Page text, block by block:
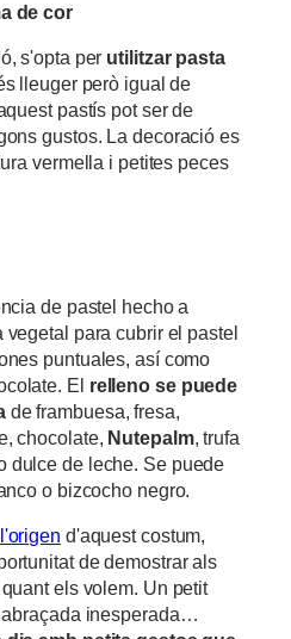
de cor
s'opta per utilitzar pasta
lleuger però igual de
pastís pot ser de
gustos. La decoració es
vermella i petites peces
de pastel hecho a
para cubrir el pastel
puntuales, así como
El relleno se puede
de frambuesa, fresa,
chocolate, Nutepalm, trufa
dulce de leche. Se puede
o bizcocho negro.
l'origen d'aquest costum,
de demostrar als
els volem. Un petit
inesperada…